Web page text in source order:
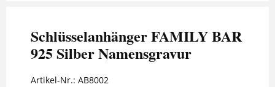
Schlüsselanhänger FAMILY BAR
925 Silber Namensgravur
Artikel-Nr.: AB8002